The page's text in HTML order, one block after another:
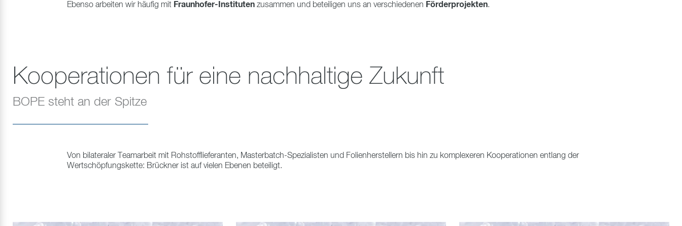
Ebenso arbeiten wir häufig mit Fraunhofer-Instituten zusammen und beteiligen uns an verschiedenen Förderprojekten.
Kooperationen für eine nachhaltige Zukunft
BOPE steht an der Spitze
Von bilateraler Teamarbeit mit Rohstofflieferanten, Masterbatch-Spezialisten und Folienherstellern bis hin zu komplexeren Kooperationen entlang der
Wertschöpfungskette: Brückner ist auf vielen Ebenen beteiligt.